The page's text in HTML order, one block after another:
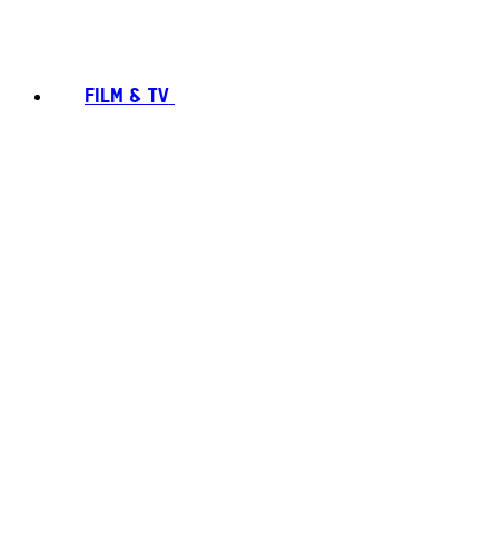
FILM & TV